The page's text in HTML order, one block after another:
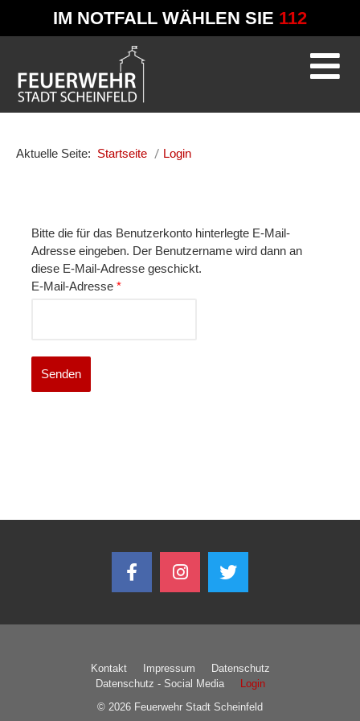
IM NOTFALL WÄHLEN SIE 112
Aktuelle Seite: Startseite Login
Bitte die für das Benutzerkonto hinterlegte E-Mail-
Adresse eingeben. Der Benutzername wird dann an
diese E-Mail-Adresse geschickt.
E-Mail-Adresse *
Senden
Kontakt Impressum
Datenschutz
Datenschutz - Social Media
Login
© 2026 Feuerwehr Stadt Scheinfeld